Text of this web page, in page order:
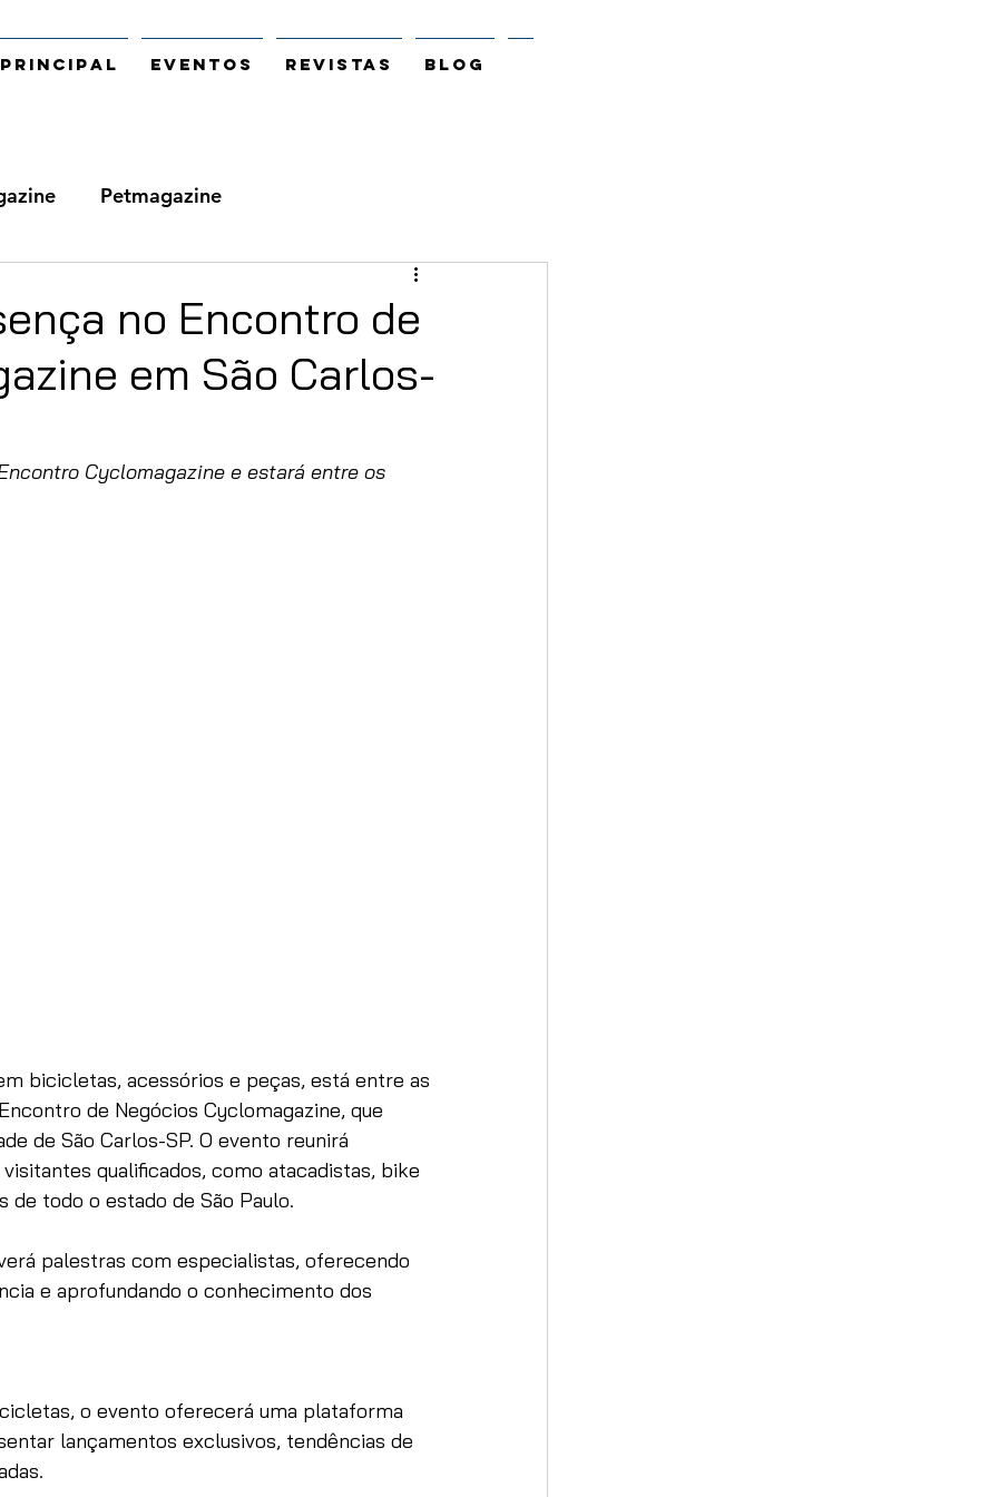
Principal Eventos Revistas Blog
Petmagazine
no Encontro de
em São Carlos-
Cyclomagazine e estará entre os
bicicletas, acessórios e peças, está entre as
de Negócios Cyclomagazine, que
de São Carlos-SP. O evento reunirá
qualificados, como atacadistas, bike
todo o estado de São Paulo.
palestras com especialistas, oferecendo
e aprofundando o conhecimento dos
o evento oferecerá uma plataforma
lançamentos exclusivos, tendências de